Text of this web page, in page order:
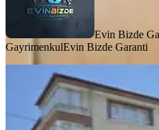
Evin Bizde
GayrimenkulEvin Bizde Garanti
KOMBİLİ
Mamak
3+1 120 M2
Yakını